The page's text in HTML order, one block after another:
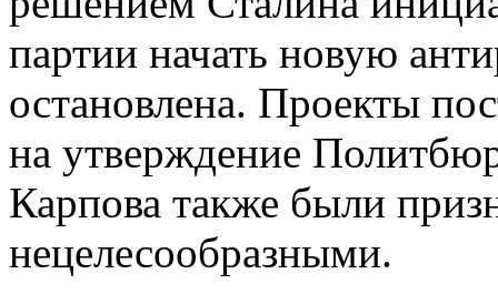
партии начать новую
остановлена. Проекты
на утверждение
Карпова также были
нецелесообразными.